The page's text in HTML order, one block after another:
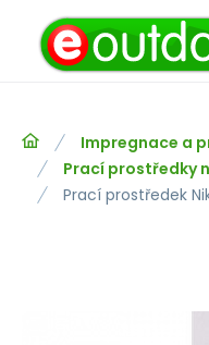
Impregnace a
Prací prostředky
Prací prostředek